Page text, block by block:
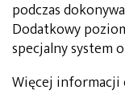
podczas
Dodatkowy
specjalny system
Więcej informacji